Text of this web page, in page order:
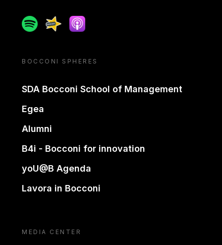
SpotifySpreakerApple podcast
BOCCONI SPHERES
SDA Bocconi School of Management
Egea
Alumni
B4i - Bocconi for innovation
yoU@B Agenda
Lavora in Bocconi
MEDIA CENTER